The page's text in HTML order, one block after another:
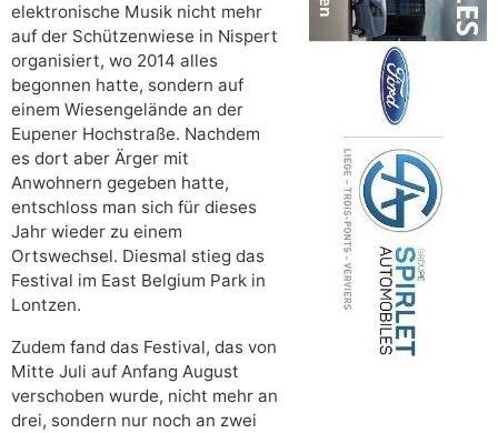
elektronische Musik nicht mehr
auf der Schützenwiese in Nispert
organisiert, wo 2014 alles
begonnen hatte, sondern auf
einem Wiesengelände an der
Eupener Hochstraße. Nachdem
es dort aber Ärger mit
Anwohnern gegeben hatte,
entschloss man sich für dieses
Jahr wieder zu einem
Ortswechsel. Diesmal stieg das
Festival im East Belgium Park in
Lontzen.
Zudem fand das Festival, das von
Mitte Juli auf Anfang August
verschoben wurde, nicht mehr an
drei, sondern nur noch an zwei